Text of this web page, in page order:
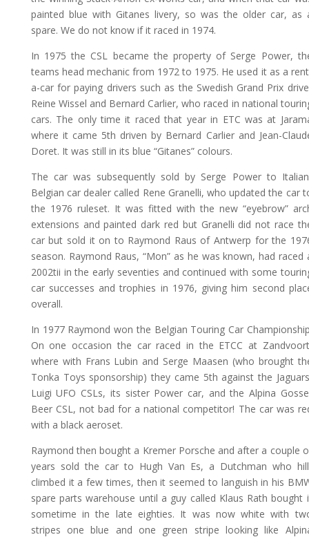
painted blue with Gitanes livery, so was the older car, as
spare. We do not know if it raced in 1974.
In 1975 the CSL became the property of Serge Power,
teams head mechanic from 1972 to 1975. He used it as a
a-car for paying drivers such as the Swedish Grand Prix
Reine Wissel and Bernard Carlier, who raced in national
cars. The only time it raced that year in ETC was at
where it came 5th driven by Bernard Carlier and Jean-
Doret. It was still in its blue “Gitanes” colours.
The car was subsequently sold by Serge Power to
Belgian car dealer called Rene Granelli, who updated the car
the 1976 ruleset. It was fitted with the new “eyebrow”
extensions and painted dark red but Granelli did not race
car but sold it on to Raymond Raus of Antwerp for the
season. Raymond Raus, “Mon” as he was known, had raced
2002tii in the early seventies and continued with some
car successes and trophies in 1976, giving him second
overall.
In 1977 Raymond won the Belgian Touring Car
On one occasion the car raced in the ETCC at
where with Frans Lubin and Serge Maasen (who brought
Tonka Toys sponsorship) they came 5th against the
Luigi UFO CSLs, its sister Power car, and the Alpina
Beer CSL, not bad for a national competitor! The car was
with a black aeroset.
Raymond then bought a Kremer Porsche and after a couple
years sold the car to Hugh Van Es, a Dutchman who
climbed it a few times, then it seemed to languish in his
spare parts warehouse until a guy called Klaus Rath bought
sometime in the late eighties. It was now white with
stripes one blue and one green stripe looking like